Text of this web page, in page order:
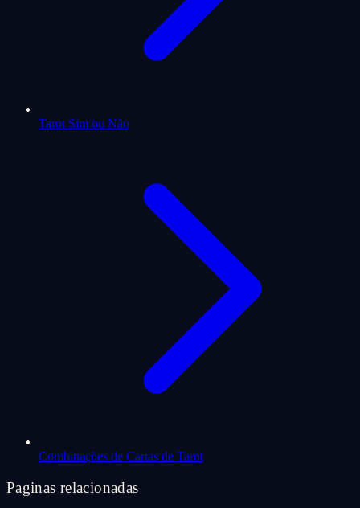
Tarot Sim ou Não
Combinações de Cartas de Tarot
Paginas relacionadas